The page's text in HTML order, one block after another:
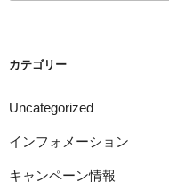
カテゴリー
Uncategorized
インフォメーション
キャンペーン情報